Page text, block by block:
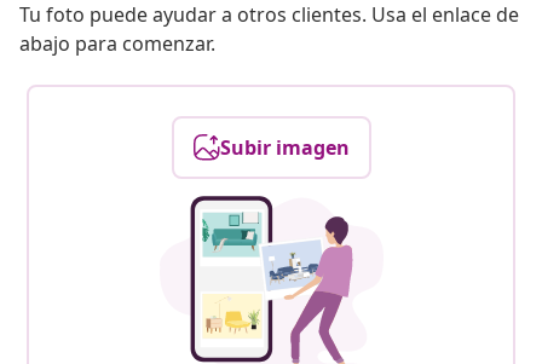
Tu foto puede ayudar a otros clientes. Usa el enlace de
abajo para comenzar.
Subir imagen